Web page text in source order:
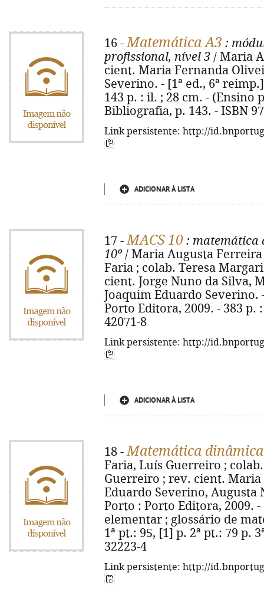
16 -Matemática A3 :
profissional, nível 3 / Maria
cient. Maria Fernanda
Severino. - [1ª ed., 6ª
143 p. : il. ; 28 cm. - (Ensino
Bibliografia, p. 143. - ISBN
Link persistente: http://
ADICIONAR À LISTA
17 -MACS 10 : matemática
10º/ Maria Augusta Ferreira
Faria ; colab. Teresa
cient. Jorge Nuno da Silva,
Joaquim Eduardo Severino.
Porto Editora, 2009. - 383 p.
42071-8
Link persistente: http://
ADICIONAR À LISTA
18 -Matemática dinâmica
Faria, Luís Guerreiro ;
Guerreiro ; rev. cient.
Eduardo Severino, Augusta
Porto : Porto Editora, 2009.
elementar ; glossário de
1ª pt.: 95, [1] p. 2ª pt.: 79 p.
32223-4
Link persistente: http://